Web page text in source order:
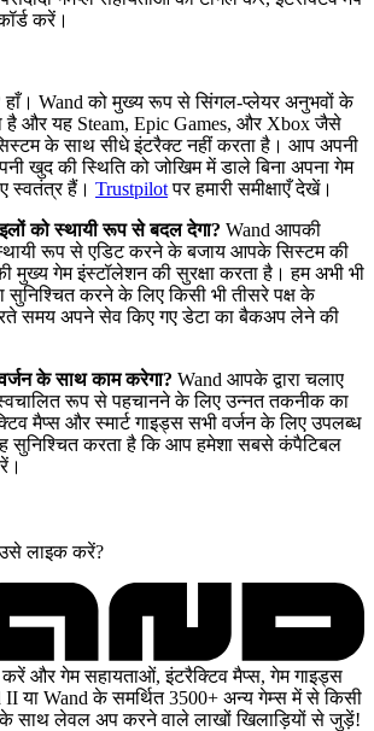
करें।
हाँ। Wand को मुख्य रूप से सिंगल-प्लेयर अनुभवों के
है और यह Steam, Epic Games, और Xbox जैसे
सिस्टम के साथ सीधे इंटरैक्ट नहीं करता है। आप अपनी
खुद की स्थिति को जोखिम में डाले बिना अपना गेम
स्वतंत्र हैं। Trustpilotपर हमारी समीक्षाएँ देखें।
को स्थायी रूप से बदल देगा? Wand आपकी
रूप से एडिट करने के बजाय आपके सिस्टम की
मुख्य गेम इंस्टॉलेशन की सुरक्षा करता है। हम अभी भी
सुनिश्चित करने के लिए किसी भी तीसरे पक्ष के
समय अपने सेव किए गए डेटा का बैकअप लेने की
के साथ काम करेगा? Wand आपके द्वारा चलाए
रूप से पहचानने के लिए उन्नत तकनीक का
मैप्स और स्मार्ट गाइड्स सभी वर्जन के लिए उपलब्ध
सुनिश्चित करता है कि आप हमेशा सबसे कंपैटिबल
लाइक करें?
और गेम सहायताओं, इंटरैक्टिव मैप्स, गेम गाइड्स
या Wand के समर्थित 3500+ अन्य गेम्स में से किसी
साथ लेवल अप करने वाले लाखों खिलाड़ियों से जुड़ें!